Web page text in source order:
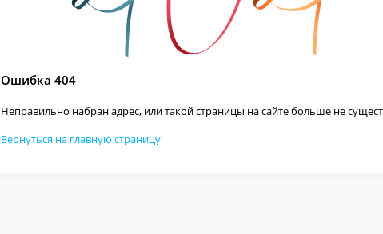
Ошибка 404
Неправильно набран адрес, или такой страницы на сайте больше не
Вернуться на главную страницу